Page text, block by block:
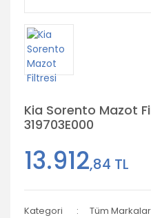
Kia Sorento Mazot
319703E000
13.912,84 TL
Kategori
Tüm Markalar